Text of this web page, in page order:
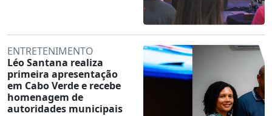
ENTRETENIMENTO
Léo Santana realiza
primeira apresentação
em Cabo Verde e recebe
homenagem de
autoridades municipais